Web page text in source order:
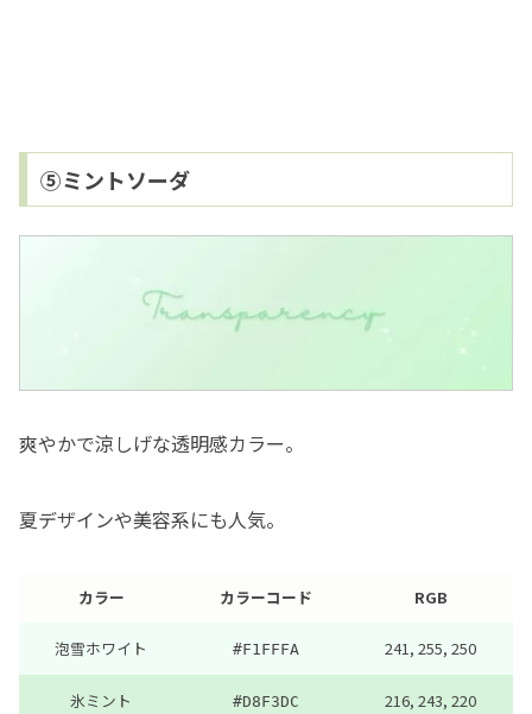
⑤ミントソーダ
爽やかで涼しげな透明感カラー。
夏デザインや美容系にも人気。
カラー カラーコード RGB
泡雪ホワイト #F1FFFA 241, 255, 250
氷ミント #D8F3DC 216, 243, 220